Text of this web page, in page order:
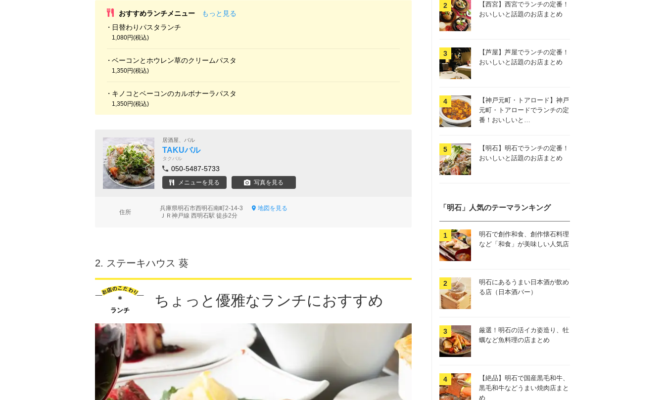
おすすめランチメニュー
もっと見る
日替わりパスタランチ
1,080円(税込)
ベーコンとホウレン草のクリームパスタ
1,350円(税込)
キノコとベーコンのカルボナーラパスタ
1,350円(税込)
居酒屋、バル
TAKUバル
タクバル
050-5487-5733
メニューを見る 写真を見る
住所
兵庫県明石市西明石南町2-14-3
地図を見る
ＪＲ神戸線 西明石駅 徒歩2分
2. ステーキハウス 葵
ランチ
ちょっと優雅なランチにおすすめ
【西宮】西宮でランチの定番！
おいしいと話題のお店まとめ
【芦屋】芦屋でランチの定番！
おいしいと話題のお店まとめ
【神戸元町・トアロード】神戸
元町・トアロードでランチの定
番！おいしいと…
【明石】明石でランチの定番！
おいしいと話題のお店まとめ
「明石」人気のテーマランキング
明石で創作和食、創作懐石料理
など「和食」が美味しい人気店
明石にあるうまい日本酒が飲め
る店（日本酒バー）
厳選！明石の活イカ姿造り、牡
蠣など魚料理の店まとめ
【絶品】明石で国産黒毛和牛、
黒毛和牛などうまい焼肉店まと
め